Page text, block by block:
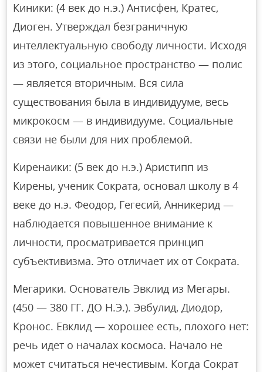
Киники: (4 век до н.э.) Антисфен, Кратес,
Диоген. Утверждал безграничную
интеллектуальную свободу личности. Исходя
из этого, социальное пространство — полис
— является вторичным. Вся сила
существования была в индивидууме, весь
микрокосм — в индивидууме. Социальные
связи не были для них проблемой.
Киренаики: (5 век до н.э.) Аристипп из
Кирены, ученик Сократа, основал школу в 4
веке до н.э. Феодор, Гегесий, Анникерид —
наблюдается повышенное внимание к
личности, просматривается принцип
субъективизма. Это отличает их от Сократа.
Мегарики. Основатель Эвклид из Мегары.
(450 — 380 ГГ. ДО Н.Э.). Эвбулид, Диодор,
Кронос. Евклид — хорошее есть, плохого нет:
речь идет о началах космоса. Начало не
может считаться нечестивым. Когда Сократ